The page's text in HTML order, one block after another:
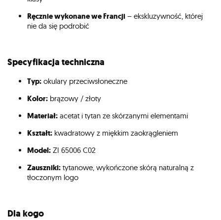
Ręcznie wykonane we Francji – ekskluzywność, której
nie da się podrobić
Specyfikacja techniczna
Typ: okulary przeciwsłoneczne
Kolor: brązowy / złoty
Materiał: acetat i tytan ze skórzanymi elementami
Kształt: kwadratowy z miękkim zaokrągleniem
Model: ZI 65006 C02
Zauszniki: tytanowe, wykończone skórą naturalną z
tłoczonym logo
Dla kogo